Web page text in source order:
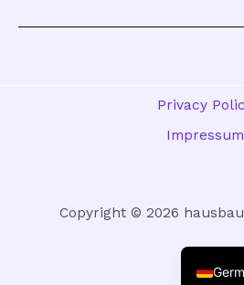
Privacy
Impressum
Copyright © 2026